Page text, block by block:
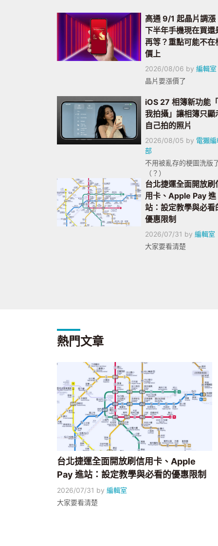
高通 9/1 起晶片調漲
下半年手機現在買還
再等？重點可能不在
價上
2026/08/06 by 編輯室
晶片要漲價了
iOS 27 相簿新功能
我拍攝」讓相簿只顯
自己拍的照片
2026/08/05 by 電獺編
部
不用被亂存的梗圖洗版
（？）
台北捷運全面開放刷
用卡、Apple Pay 進
站：設定教學與必看
優惠限制
2026/07/31 by 編輯室
大家要看清楚
熱門文章
台北捷運全面開放刷信用卡、Apple
Pay 進站：設定教學與必看的優惠限制
2026/07/31 by 編輯室
大家要看清楚